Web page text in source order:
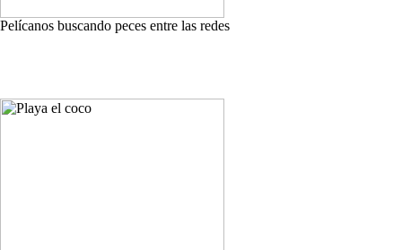
Pelícanos buscando peces entre las redes